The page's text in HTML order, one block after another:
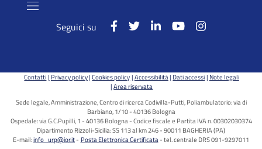
Seguici su
Contatti Privacy policy Cookies policy Accessibilità Dati accessi Note legali
Area riservata
Sede legale, Amministrazione, Centro di ricerca Codivilla-Putti, Poliambulatorio: via di
Barbiano, 1/10 - 40136 Bologna
Ospedale: via G.C.Pupilli, 1 - 40136 Bologna - Codice fiscale e Partita IVA n. 00302030374
Dipartimento Rizzoli-Sicilia: SS 113 al km 246 - 90011 BAGHERIA (PA)
E-mail:info_urp@ior.it Posta Elettronica Certificata tel. centrale DRS 091-9297011